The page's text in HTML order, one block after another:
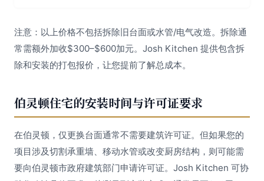
注意：以上价格不包括拆除旧台面或水管/电气改造。拆除通
常需额外加收$300–$600加元。Josh Kitchen 提供包含拆
除和安装的打包报价，让您提前了解总成本。
伯灵顿住宅的安装时间与许可证要求
在伯灵顿，仅更换台面通常不需要建筑许可证。但如果您的
项目涉及切割承重墙、移动水管或改变厨房结构，则可能需
要向伯灵顿市政府建筑部门申请许可证。Josh Kitchen 可协